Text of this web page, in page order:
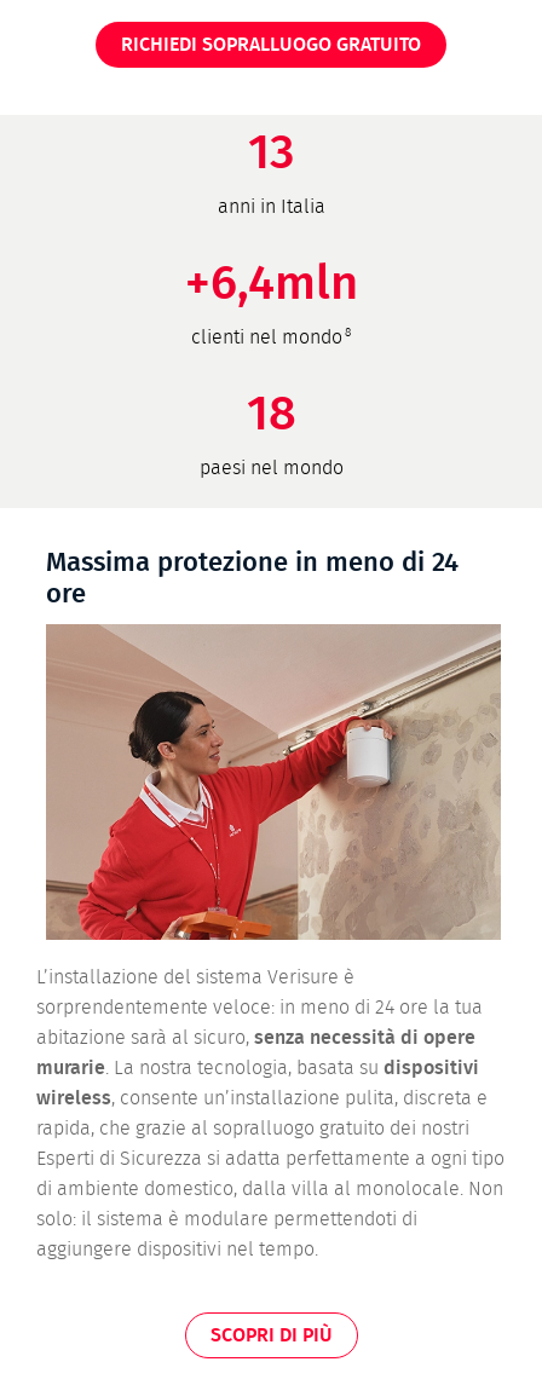
RICHIEDI SOPRALLUOGO GRATUITO
13
anni in Italia
+6,4mln
clienti nel mondo 8
18
paesi nel mondo
Massima protezione in meno di 24
ore
L’installazione del sistema Verisure è
sorprendentemente veloce: in meno di 24 ore la tua
abitazione sarà al sicuro, senza necessità di opere
murarie . La nostra tecnologia, basata su dispositivi
wireless, consente un’installazione pulita, discreta e
rapida, che grazie al sopralluogo gratuito dei nostri
Esperti di Sicurezza si adatta perfettamente a ogni tipo
di ambiente domestico, dalla villa al monolocale. Non
solo: il sistema è modulare permettendoti di
aggiungere dispositivi nel tempo.
SCOPRI DI PIÙ